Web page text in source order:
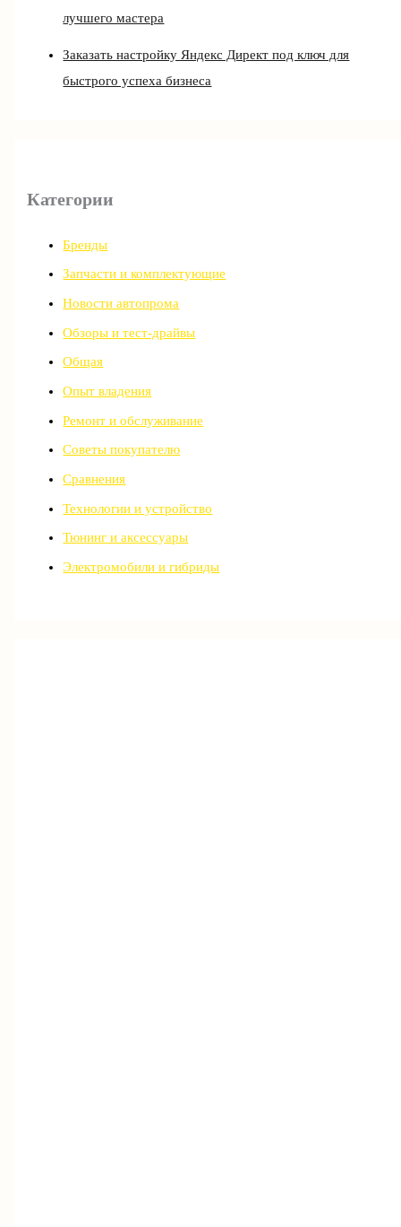
лучшего мастера
Заказать настройку Яндекс Директ под ключ для
быстрого успеха бизнеса
Категории
Бренды
Запчасти и комплектующие
Новости автопрома
Обзоры и тест-драйвы
Общая
Опыт владения
Ремонт и обслуживание
Советы покупателю
Сравнения
Технологии и устройство
Тюнинг и аксессуары
Электромобили и гибриды